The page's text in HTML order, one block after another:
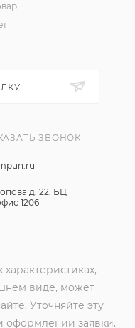
ЗВОНОК
д. 22, БЦ
1206
виде, может
Уточняйте эту
заявки.